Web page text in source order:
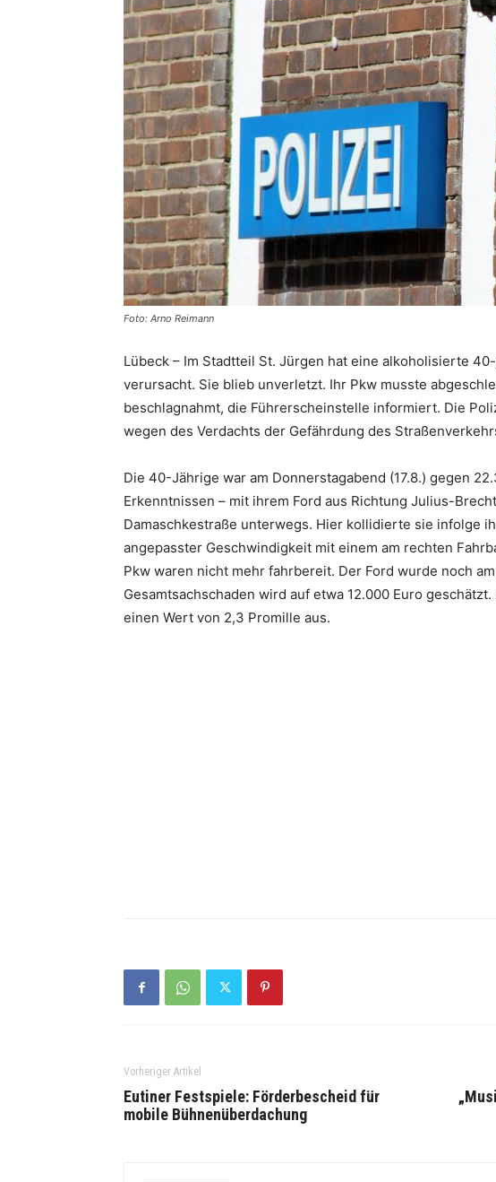
Foto: Arno Reimann
Lübeck – Im Stadtteil St. Jürgen hat eine alkoholisierte
verursacht. Sie blieb unverletzt. Ihr Pkw musste
beschlagnahmt, die Führerscheinstelle informiert. Die
wegen des Verdachts der Gefährdung des
Die 40-Jährige war am Donnerstagabend (17.8.) gegen
Erkenntnissen – mit ihrem Ford aus Richtung Julius-
Damaschkestraße unterwegs. Hier kollidierte sie infolge
angepasster Geschwindigkeit mit einem am rechten
Pkw waren nicht mehr fahrbereit. Der Ford wurde noch
Gesamtsachschaden wird auf etwa 12.000 Euro
einen Wert von 2,3 Promille aus.
Vorheriger Artikel
Eutiner Festspiele: Förderbescheid für
mobile Bühnenüberdachung